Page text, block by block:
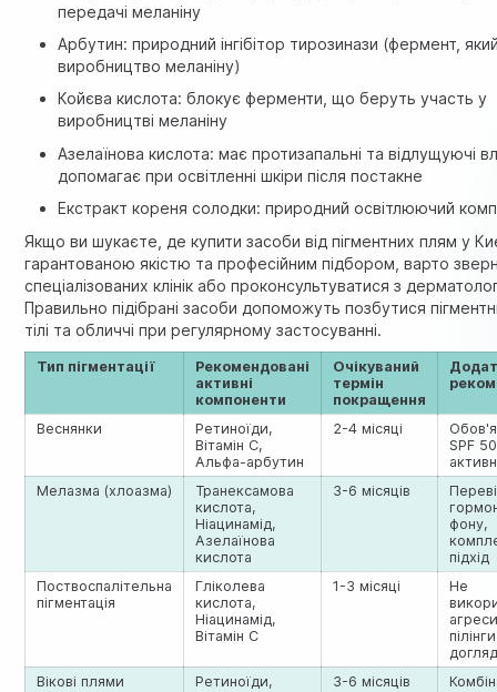
передачі меланіну
Арбутин: природний інгібітор тирозинази (фермент,
виробництво меланіну)
Койєва кислота: блокує ферменти, що беруть участь у
виробництві меланіну
Азелаїнова кислота: має протизапальні та відлущуючі
допомагає при освітленні шкіри після постакне
Екстракт кореня солодки: природний освітлюючий
Якщо ви шукаєте, де купити засоби від пігментних плям у
гарантованою якістю та професійним підбором, варто
спеціалізованих клінік або проконсультуватися з
Правильно підібрані засоби допоможуть позбутися
тілі та обличчі при регулярному застосуванні.
Тип пігментації
Рекомендовані
активні
компоненти
Очікуваний
термін
покращення
Веснянки
Ретиноїди,
Вітамін С,
Альфа-арбутин
2-4 місяці
SPF
Мелазма (хлоазма)
Транексамова
кислота,
Ніацинамід,
Азелаїнова
кислота
3-6 місяців
фону,
підхід
Поствоспалітельна
пігментація
Гліколева
кислота,
Ніацинамід,
Вітамін С
1-3 місяці
Не
Вікові плями
Ретиноїди,
3-6 місяців